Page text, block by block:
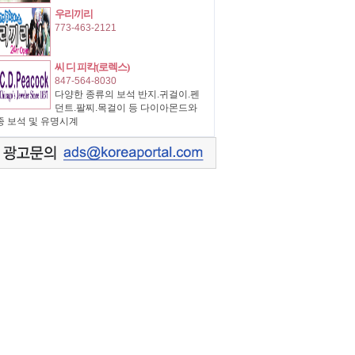
우리끼리
773-463-2121
씨 디 피칵(로렉스)
847-564-8030
다양한 종류의 보석 반지.귀걸이.펜
던트.팔찌.목걸이 등 다이아몬드와
보석 및 유명시계